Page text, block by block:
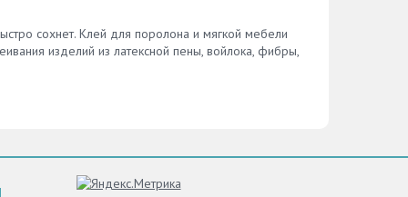
сохнет. Клей для поролона и мягкой мебели
изделий из латексной пены, войлока, фибры,